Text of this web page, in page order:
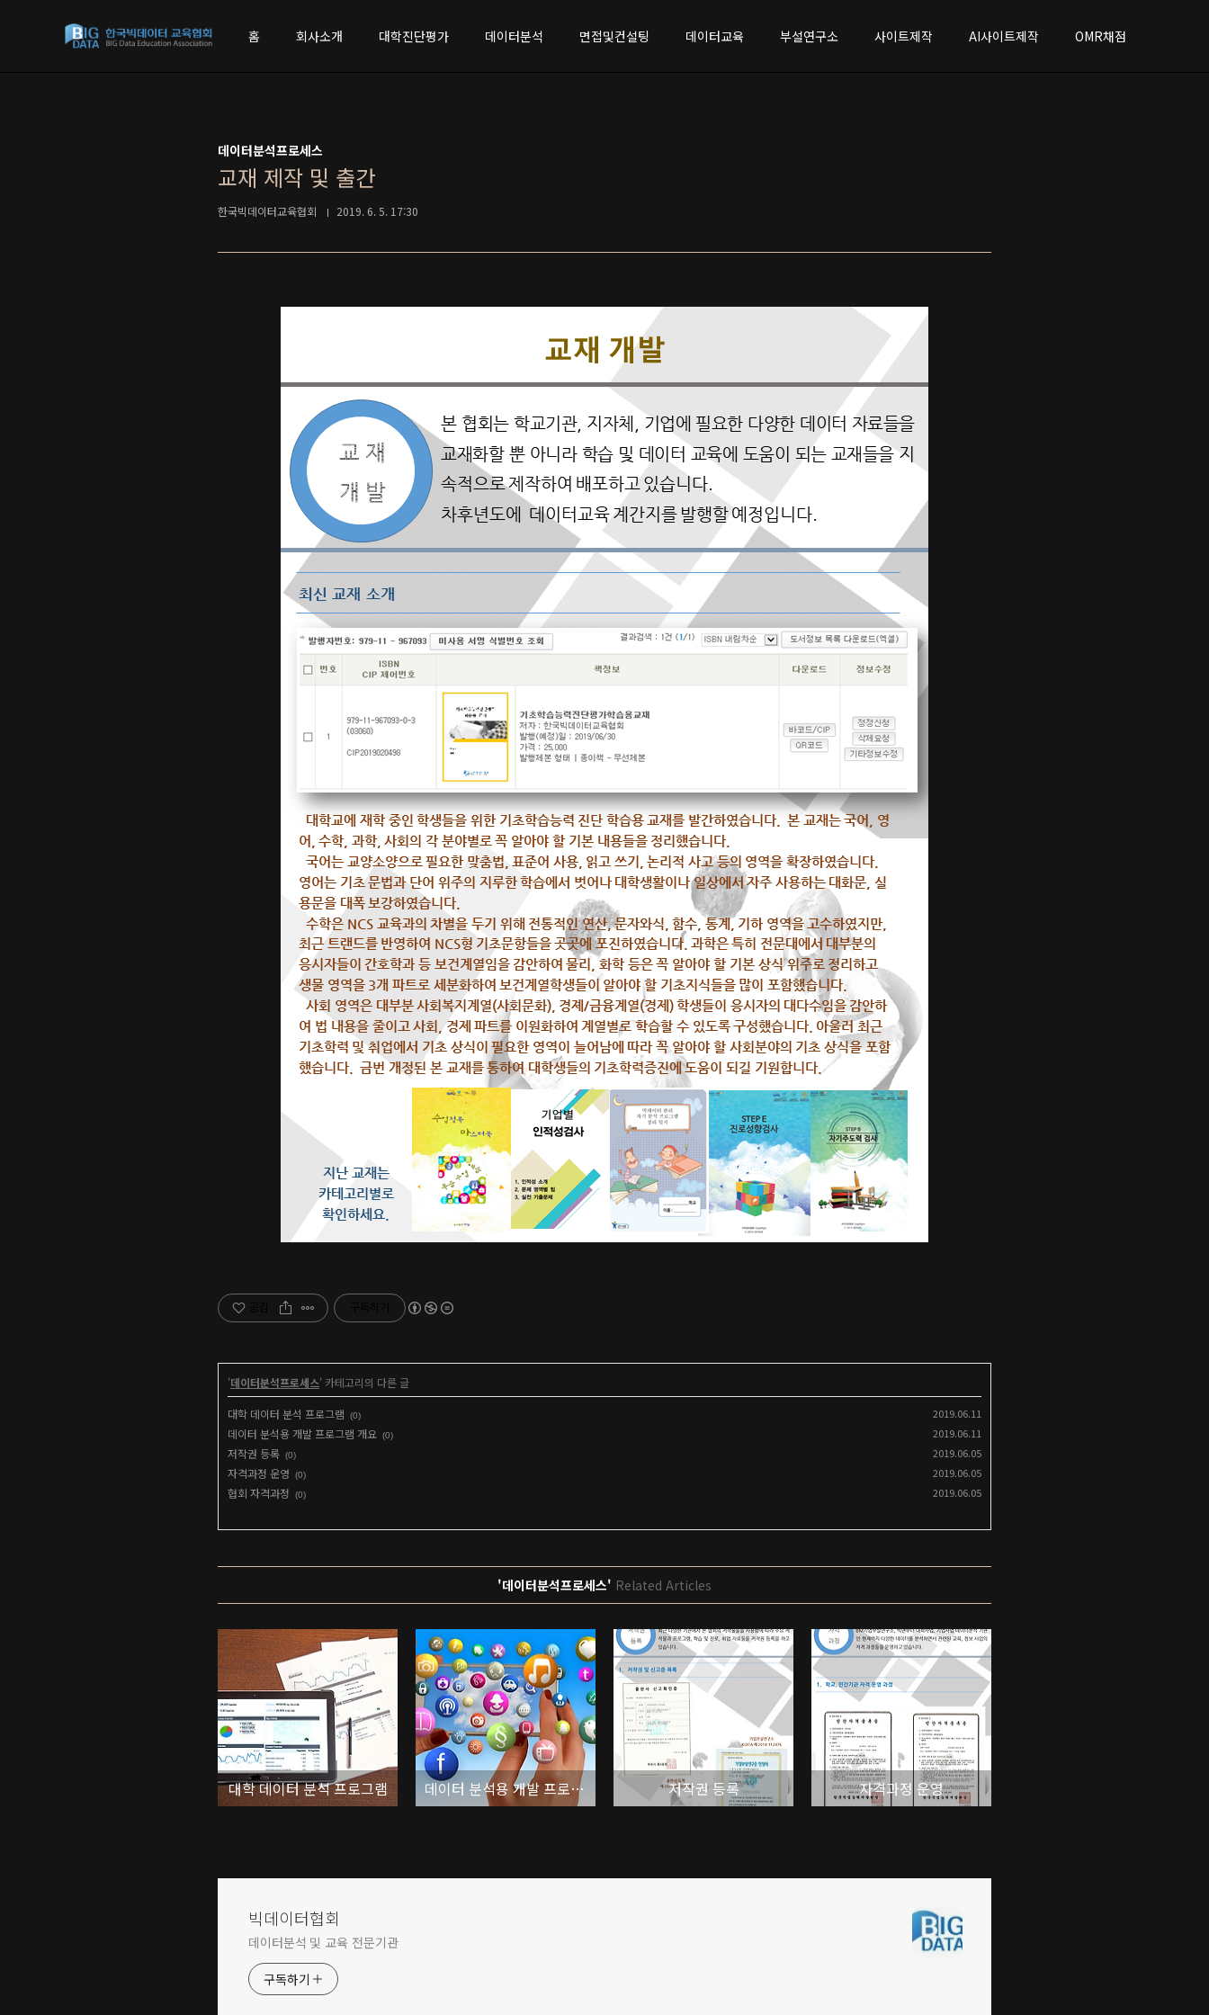
홈
회사소개 대학진단평가 데이터분석 면접및컨설팅 데이터교육 부설연구소 사이트제작 AI사이트제작 OMR채점
데이터분석프로세스
교재 제작 및 출간
한국빅데이터교육협회 2019. 6. 5. 17:30
'데이터분석프로세스' 카테고리의 다른 글
대학 데이터 분석 프로그램 (0) 2019.06.11
데이터 분석용 개발 프로그램 개요 (0) 2019.06.11
저작권 등록 (0) 2019.06.05
자격과정 운영 (0) 2019.06.05
협회 자격과정 (0) 2019.06.05
'데이터분석프로세스' Related Articles
대학 데이터 분석 프로그램 데이터 분석용 개발 프로그램 개요 저작권 등록 자격과정 운영
빅데이터협회
데이터분석 및 교육 전문기관
구독하기